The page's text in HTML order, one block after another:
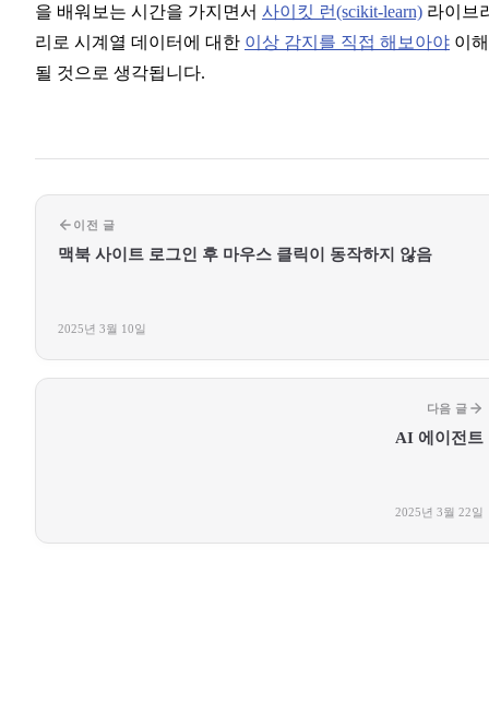
을 배워보는 시간을 가지면서 사이킷 런(scikit-learn) 라이브
리로 시계열 데이터에 대한 이상 감지를 직접 해보아야 이
될 것으로 생각됩니다.
이전 글
맥북 사이트 로그인 후 마우스 클릭이 동작하지 않음
2025년 3월 10일
다음 글
AI 에이전트
2025년 3월 22일